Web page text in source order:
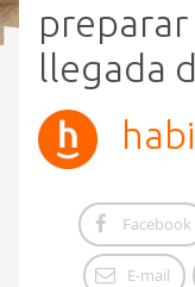
llegada
Facebook
E-mail